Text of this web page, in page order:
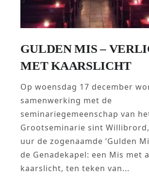
GULDEN MIS –
MET KAARSLICHT
Op woensdag 17 december
samenwerking met de
seminariegemeenschap van
Grootseminarie sint
uur de zogenaamde ‘Gulden
de Genadekapel: een Mis met
kaarslicht, ten teken van...